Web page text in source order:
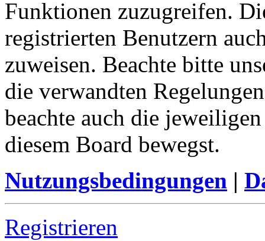
Funktionen zuzugreifen.
registrierten Benutzern
zuweisen. Beachte bitte
die verwandten
beachte auch die
diesem Board bewegst.
Nutzungsbedingungen |
Registrieren